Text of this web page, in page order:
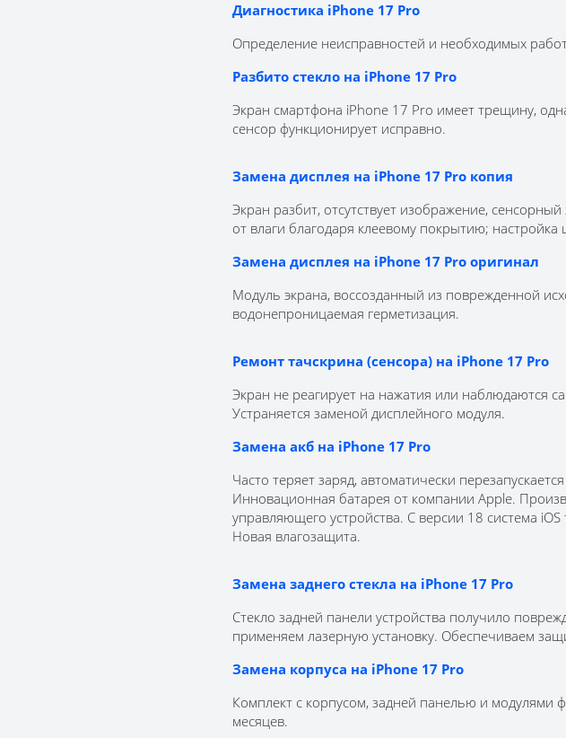
Диагностика iPhone 17 Pro
Определение неисправностей и необходимых
Разбито стекло на iPhone 17 Pro
Экран смартфона iPhone 17 Pro имеет трещину,
сенсор функционирует исправно.
Замена дисплея на iPhone 17 Pro копия
Экран разбит, отсутствует изображение,
от влаги благодаря клеевому покрытию;
Замена дисплея на iPhone 17 Pro оригинал
Модуль экрана, воссозданный из поврежденной
водонепроницаемая герметизация.
Ремонт тачскрина (сенсора) на iPhone 17 Pro
Экран не реагирует на нажатия или наблюдаются
Устраняется заменой дисплейного модуля.
Замена акб на iPhone 17 Pro
Часто теряет заряд, автоматически
Инновационная батарея от компании Apple.
управляющего устройства. С версии 18 система
Новая влагозащита.
Замена заднего стекла на iPhone 17 Pro
Стекло задней панели устройства получило
применяем лазерную установку. Обеспечиваем
Замена корпуса на iPhone 17 Pro
Комплект с корпусом, задней панелью и модулями
месяцев.